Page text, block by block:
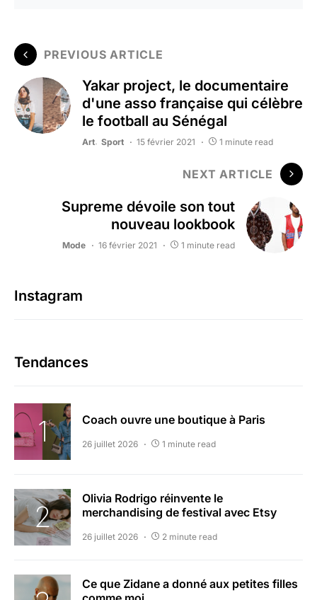
PREVIOUS ARTICLE
Yakar project, le documentaire
d'une asso française qui célèbre
le football au Sénégal
Art Sport 15 février 2021 1 minute read
NEXT ARTICLE
Supreme dévoile son tout
nouveau lookbook
Mode 16 février 2021 1 minute read
Instagram
Tendances
Coach ouvre une boutique à Paris
26 juillet 2026 1 minute read
Olivia Rodrigo réinvente le
merchandising de festival avec Etsy
26 juillet 2026 2 minute read
Ce que Zidane a donné aux petites filles